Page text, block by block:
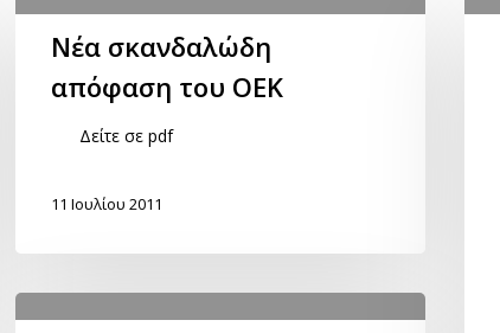
Νέα σκανδαλώδη
απόφαση του ΟΕΚ
Δείτε σε pdf
11 Ιουλίου 2011